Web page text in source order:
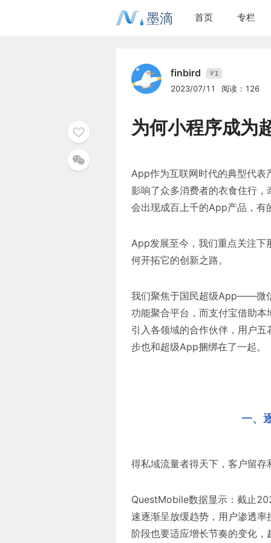
墨滴 首页 专栏
finbird V1
2023/07/11 阅读：126
为何小程序成为
App作为互联网时代的典型代
影响了众多消费者的衣食住行
会出现成百上千的App产品，有
App发展至今，我们重点关注下
何开拓它的创新之路。
我们聚焦于国民超级App——微
功能聚合平台，而支付宝借助
引入各领域的合作伙伴，用户
步也和超级App捆绑在了一起。
一、
得私域流量者得天下，客户留
QuestMobile数据显示：截止
速逐渐呈放缓趋势，用户渗透
阶段也要适应增长节奏的变化